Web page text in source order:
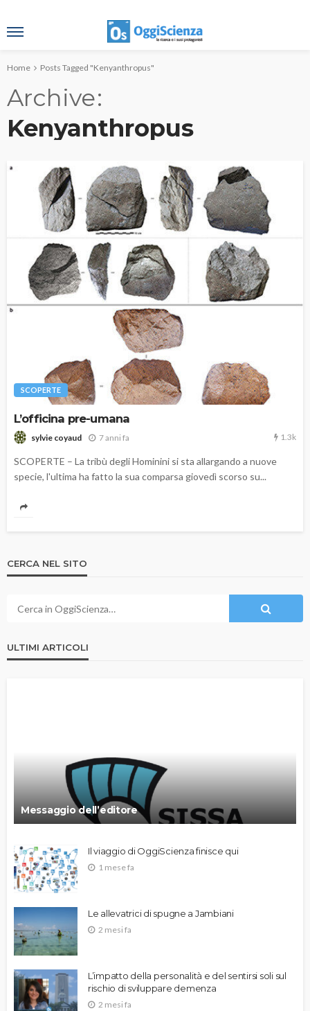
Home Posts Tagged "Kenyanthropus"
Archive
Kenyanthropus
SCOPERTE
L’officina pre-umana
sylvie coyaud 7 anni fa 1.3k
SCOPERTE – La tribù degli Hominini si sta allargando a nuove
specie, l'ultima ha fatto la sua comparsa giovedì scorso su...
CERCA NEL SITO
ULTIMI ARTICOLI
Messaggio dell’editore
Il viaggio di OggiScienza finisce qui
1 mese fa
Le allevatrici di spugne a Jambiani
2 mesi fa
L’impatto della personalità e del sentirsi soli sul
rischio di sviluppare demenza
2 mesi fa